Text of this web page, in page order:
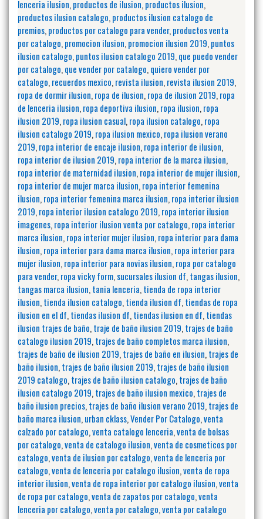
lenceria ilusion,productos de ilusion,productos ilusion,
productos ilusion catalogo,productos ilusion catalogo de
premios,productos por catalogo para vender,productos venta
por catalogo,promocion ilusion,promocion ilusion 2019,puntos
ilusion catalogo,puntos ilusion catalogo 2019,que puedo vender
por catalogo,que vender por catalogo,quiero vender por
catalogo,recuerdos mexico,revista ilusion,revista ilusion 2019,
ropa de dormir ilusion,ropa de ilusion,ropa de ilusion 2019,ropa
de lenceria ilusion,ropa deportiva ilusion,ropa ilusion,ropa
ilusion 2019,ropa ilusion casual,ropa ilusion catalogo,ropa
ilusion catalogo 2019,ropa ilusion mexico,ropa ilusion verano
2019,ropa interior de encaje ilusion,ropa interior de ilusion,
ropa interior de ilusion 2019,ropa interior de la marca ilusion,
ropa interior de maternidad ilusion,ropa interior de mujer ilusion,
ropa interior de mujer marca ilusion,ropa interior femenina
ilusion,ropa interior femenina marca ilusion,ropa interior ilusion
2019,ropa interior ilusion catalogo 2019,ropa interior ilusion
imagenes,ropa interior ilusion venta por catalogo,ropa interior
marca ilusion,ropa interior mujer ilusion,ropa interior para dama
ilusion,ropa interior para dama marca ilusion,ropa interior para
mujer ilusion,ropa interior para novias ilusion,ropa por catalogo
para vender,ropa vicky form,sucursales ilusion df,tangas ilusion,
tangas marca ilusion,tania lenceria,tienda de ropa interior
ilusion,tienda ilusion catalogo,tienda ilusion df,tiendas de ropa
ilusion en el df,tiendas ilusion df,tiendas ilusion en df,tiendas
ilusion trajes de baño,traje de baño ilusion 2019,trajes de baño
catalogo ilusion 2019,trajes de baño completos marca ilusion,
trajes de baño de ilusion 2019,trajes de baño en ilusion,trajes de
baño ilusion,trajes de baño ilusion 2019,trajes de baño ilusion
2019 catalogo,trajes de baño ilusion catalogo,trajes de baño
ilusion catalogo 2019,trajes de baño ilusion mexico,trajes de
baño ilusion precios,trajes de baño ilusion verano 2019,trajes de
baño marca ilusion,urban cklass,Vender Por Catalogo,venta
calzado por catalogo,venta catalogo lenceria,venta de bolsas
por catalogo,venta de catalogo ilusion,venta de cosmeticos por
catalogo,venta de ilusion por catalogo,venta de lenceria por
catalogo,venta de lenceria por catalogo ilusion,venta de ropa
interior ilusion,venta de ropa interior por catalogo ilusion,venta
de ropa por catalogo,venta de zapatos por catalogo,venta
lenceria por catalogo,venta por catalogo,venta por catalogo